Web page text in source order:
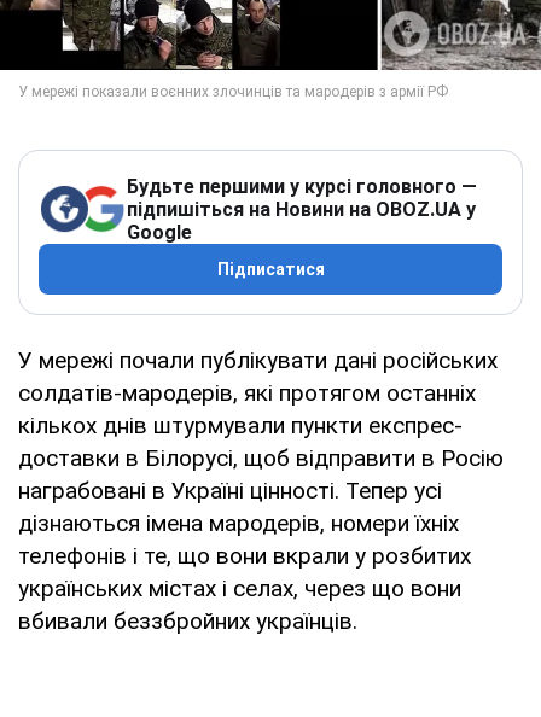
Будьте першими у курсі головного —
підпишіться на Новини на OBOZ.UA у
Google
Підписатися
У мережі почали публікувати дані російських
солдатів-мародерів, які протягом останніх
кількох днів штурмували пункти експрес-
доставки в Білорусі, щоб відправити в Росію
награбовані в Україні цінності. Тепер усі
дізнаються імена мародерів, номери їхніх
телефонів і те, що вони вкрали у розбитих
українських містах і селах, через що вони
вбивали беззбройних українців.